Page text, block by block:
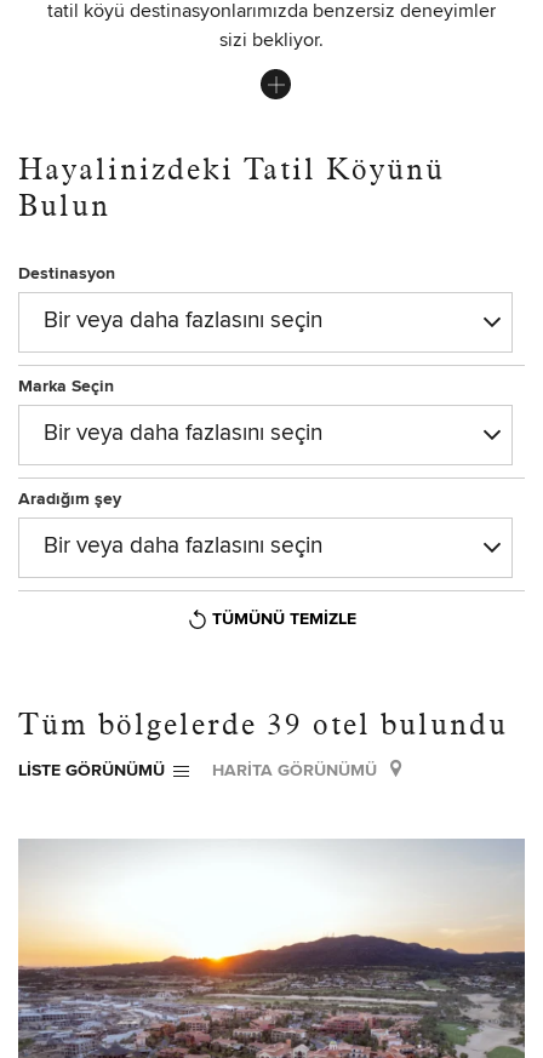
tatil köyü destinasyonlarımızda benzersiz deneyimler
sizi bekliyor.
Hayalinizdeki Tatil Köyünü
Bulun
Destinasyon
Bir veya daha fazlasını seçin
Marka Seçin
Bir veya daha fazlasını seçin
Aradığım şey
Bir veya daha fazlasını seçin
TÜMÜNÜ TEMIZLE
Tüm bölgelerde 39 otel bulundu
LISTE GÖRÜNÜMÜ HARITA GÖRÜNÜMÜ